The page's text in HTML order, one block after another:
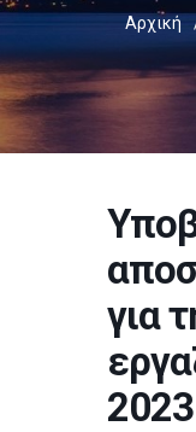
Αρχική
για
2023